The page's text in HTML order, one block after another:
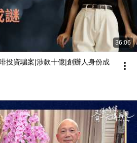
36:06
投資騙案|涉款十億|創辦人身份成